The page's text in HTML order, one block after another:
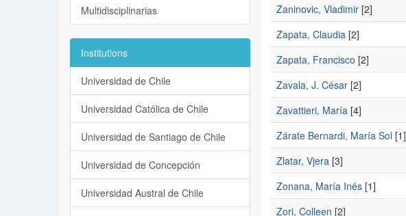
Zaninovic, Vladimir[2]
Zapata, Claudia[2]
Zapata, Francisco [2]
Zavala, J. César[2]
Zavattieri, María[4]
Zárate Bernardi, María Sol[1]
Zlatar, Vjera[3]
Zonana, María Inés[1]
Zori, Colleen [2]
Multidisciplinarias
Institutions
Universidad de Chile
Universidad Católica de Chile
Universidad de Santiago de Chile
Universidad de Concepción
Universidad Austral de Chile